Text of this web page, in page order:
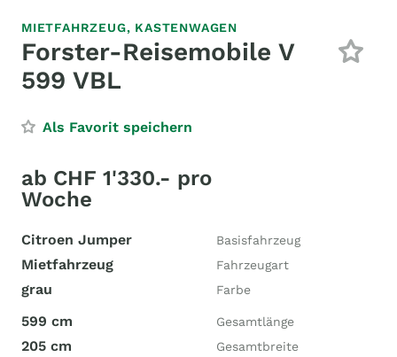
MIETFAHRZEUG, KASTENWAGEN
Forster-Reisemobile V
599 VBL
Als Favorit speichern
ab CHF 1'330.- pro
Woche
Citroen Jumper Basisfahrzeug
Mietfahrzeug Fahrzeugart
grau Farbe
599 cm Gesamtlänge
205 cm Gesamtbreite